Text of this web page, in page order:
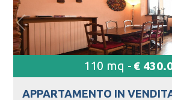
110 mq - €
APPARTAMENTO IN